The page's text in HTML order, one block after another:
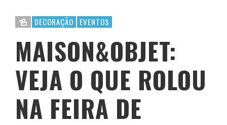
DECORAÇÃO EVENTOS
MAISON&OBJET:
VEJA O QUE ROLOU
NA FEIRA DE